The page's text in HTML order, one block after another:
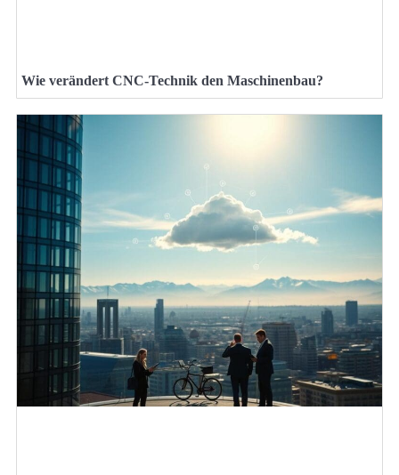
Wie verändert CNC-Technik den Maschinenbau?